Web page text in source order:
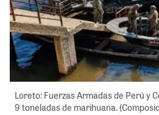
Loreto: Fuerzas Armadas de Perú y
9 toneladas de marihuana.